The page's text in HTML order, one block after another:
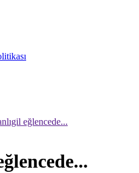
eğlencede...